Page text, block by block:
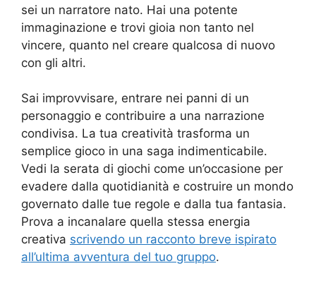
sei un narratore nato. Hai una potente
immaginazione e trovi gioia non tanto nel
vincere, quanto nel creare qualcosa di nuovo
con gli altri.
Sai improvvisare, entrare nei panni di un
personaggio e contribuire a una narrazione
condivisa. La tua creatività trasforma un
semplice gioco in una saga indimenticabile.
Vedi la serata di giochi come un’occasione per
evadere dalla quotidianità e costruire un mondo
governato dalle tue regole e dalla tua fantasia.
Prova a incanalare quella stessa energia
creativa scrivendo un racconto breve ispirato
all’ultima avventura del tuo gruppo.